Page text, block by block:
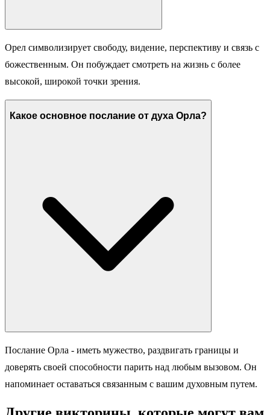
Орел символизирует свободу, видение, перспективу и связь с
божественным. Он побуждает смотреть на жизнь с более
высокой, широкой точки зрения.
Какое основное послание от духа Орла?
Послание Орла - иметь мужество, раздвигать границы и
доверять своей способности парить над любым вызовом. Он
напоминает оставаться связанным с вашим духовным путем.